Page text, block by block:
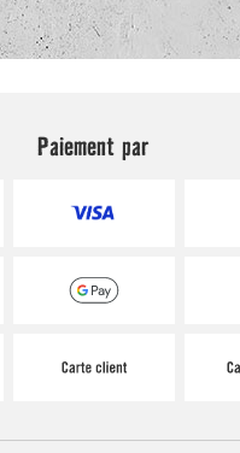
Paiement par